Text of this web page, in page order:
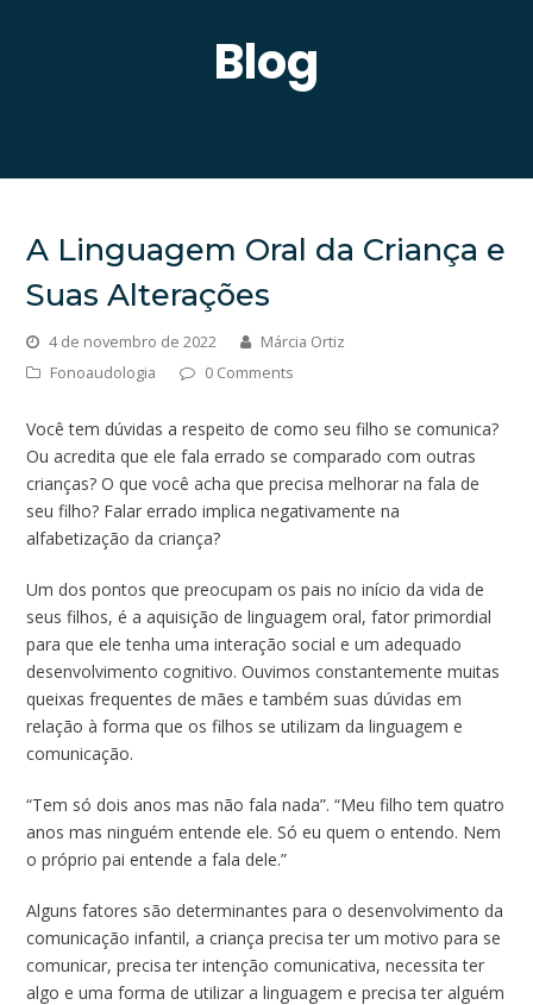
Blog
A Linguagem Oral da Criança e
Suas Alterações
4 de novembro de 2022
Márcia Ortiz
Fonoaudologia
0 Comments
Você tem dúvidas a respeito de como seu filho se comunica?
Ou acredita que ele fala errado se comparado com outras
crianças? O que você acha que precisa melhorar na fala de
seu filho? Falar errado implica negativamente na
alfabetização da criança?
Um dos pontos que preocupam os pais no início da vida de
seus filhos, é a aquisição de linguagem oral, fator primordial
para que ele tenha uma interação social e um adequado
desenvolvimento cognitivo. Ouvimos constantemente muitas
queixas frequentes de mães e também suas dúvidas em
relação à forma que os filhos se utilizam da linguagem e
comunicação.
“Tem só dois anos mas não fala nada”. “Meu filho tem quatro
anos mas ninguém entende ele. Só eu quem o entendo. Nem
o próprio pai entende a fala dele.”
Alguns fatores são determinantes para o desenvolvimento da
comunicação infantil, a criança precisa ter um motivo para se
comunicar, precisa ter intenção comunicativa, necessita ter
algo e uma forma de utilizar a linguagem e precisa ter alguém